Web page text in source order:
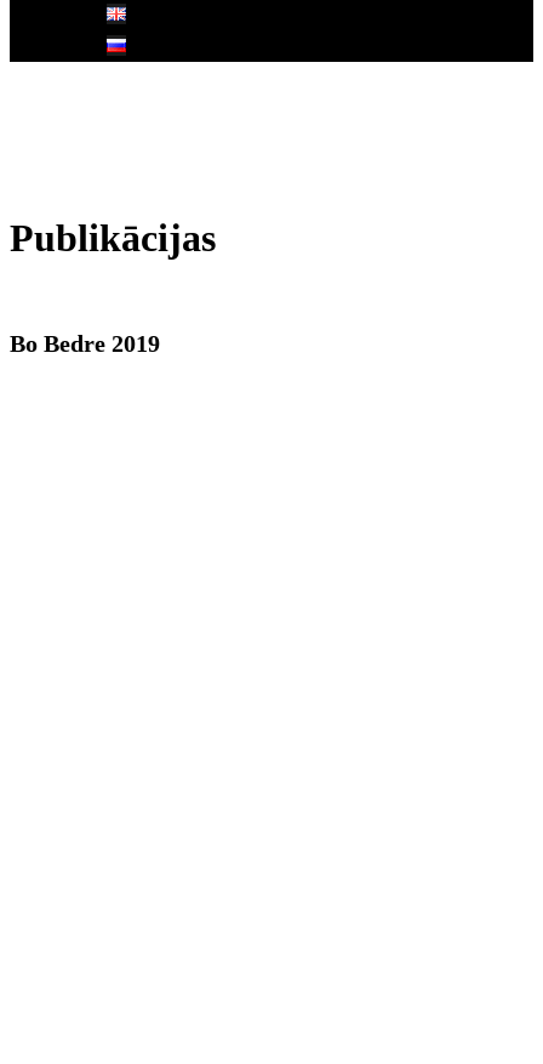
Publikācijas
Bo Bedre 2019